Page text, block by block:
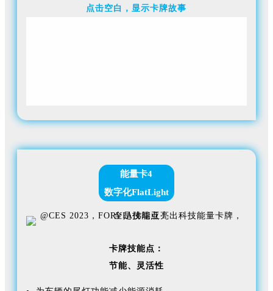
点击空白，显示卡牌故事
能量卡4
数字化FlatLight
卡牌技能点：
节能、 灵活性